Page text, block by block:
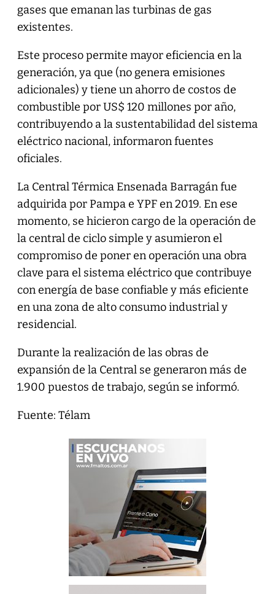
gases que emanan las turbinas de gas
existentes.
Este proceso permite mayor eficiencia en la
generación, ya que (no genera emisiones
adicionales) y tiene un ahorro de costos de
combustible por US$ 120 millones por año,
contribuyendo a la sustentabilidad del sistema
eléctrico nacional, informaron fuentes
oficiales.
La Central Térmica Ensenada Barragán fue
adquirida por Pampa e YPF en 2019. En ese
momento, se hicieron cargo de la operación de
la central de ciclo simple y asumieron el
compromiso de poner en operación una obra
clave para el sistema eléctrico que contribuye
con energía de base confiable y más eficiente
en una zona de alto consumo industrial y
residencial.
Durante la realización de las obras de
expansión de la Central se generaron más de
1.900 puestos de trabajo, según se informó.
Fuente: Télam